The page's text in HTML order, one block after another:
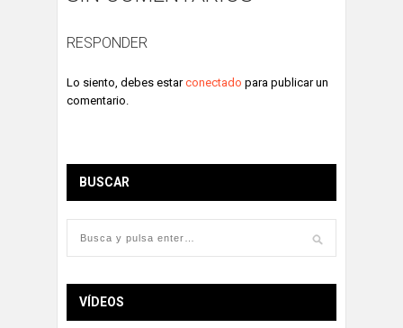
RESPONDER
Lo siento, debes estarconectado para publicar un
comentario.
BUSCAR
VÍDEOS